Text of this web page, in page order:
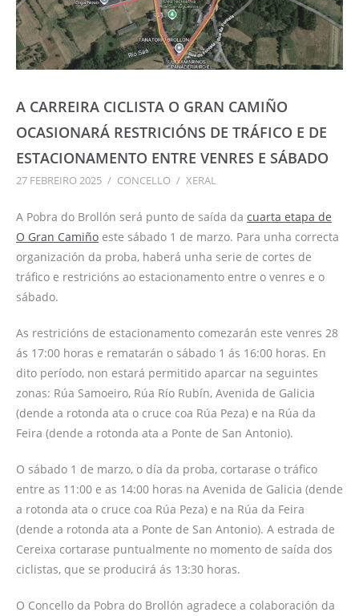
A CARREIRA CICLISTA O GRAN CAMIÑO
OCASIONARÁ RESTRICIÓNS DE TRÁFICO E DE
ESTACIONAMENTO ENTRE VENRES E SÁBADO
27 FEBREIRO 2025 / CONCELLO / XERAL
A Pobra do Brollón será punto de saída da cuarta etapa de
O Gran Camiño este sábado 1 de marzo. Para unha correcta
organización da proba, haberá unha serie de cortes de
tráfico e restricións ao estacionamento entre o venres e o
sábado.
As restricións de estacionamento comezarán este venres 28
ás 17:00 horas e rematarán o sábado 1 ás 16:00 horas. En
dito período, non estará permitido aparcar na seguintes
zonas: Rúa Samoeiro, Rúa Río Rubín, Avenida de Galicia
(dende a rotonda ata o cruce coa Rúa Peza) e na Rúa da
Feira (dende a rotonda ata a Ponte de San Antonio).
O sábado 1 de marzo, o día da proba, cortarase o tráfico
entre as 11:00 e as 14:00 horas na Avenida de Galicia (dende
a rotonda ata o cruce coa Rúa Peza) e na Rúa da Feira
(dende a rotonda ata a Ponte de San Antonio). A estrada de
Cereixa cortarase puntualmente no momento de saída dos
ciclistas, que se producirá ás 13:30 horas.
O Concello da Pobra do Brollón agradece a colaboración da